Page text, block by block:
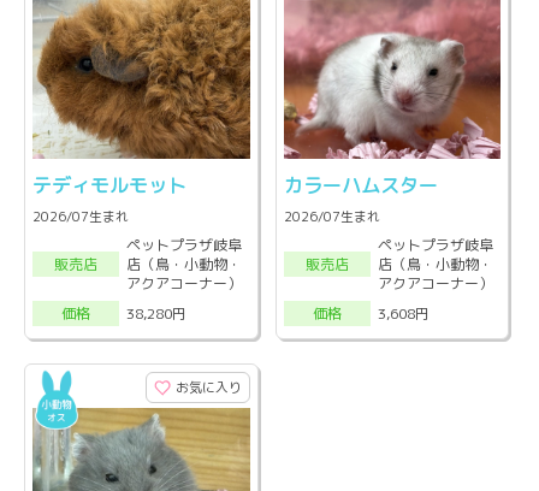
テディモルモット
2026/07生まれ
販売店
ペットプラザ岐阜
店（鳥・小動物・
アクアコーナー）
価格
38,280円
カラーハムスター
2026/07生まれ
販売店
ペットプラザ岐阜
店（鳥・小動物・
アクアコーナー）
価格
3,608円
お気に入り